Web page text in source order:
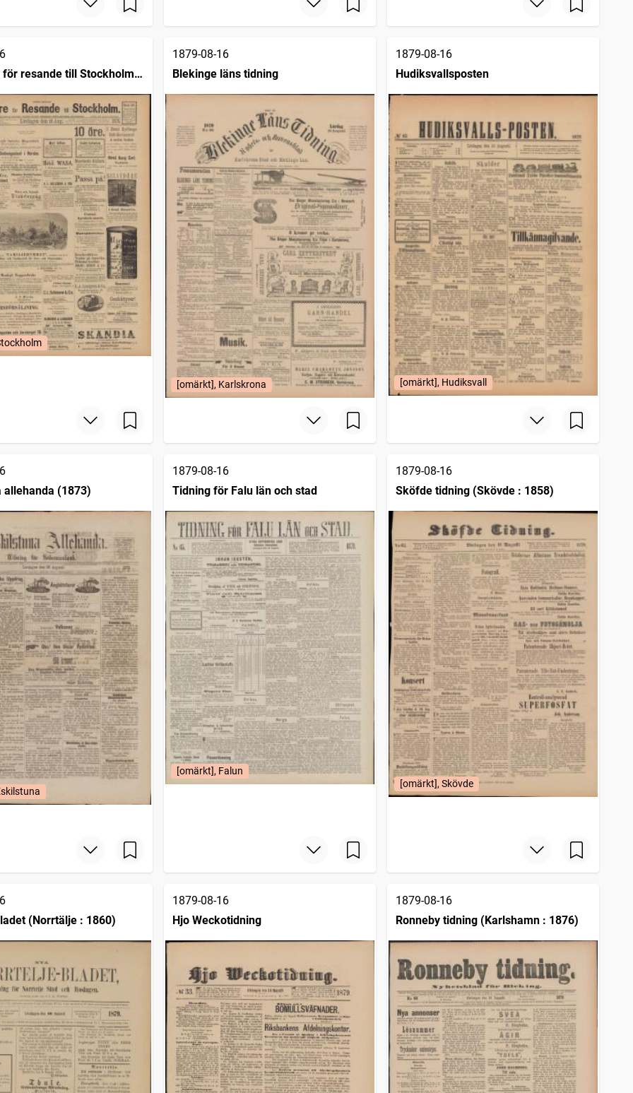
för resande till Stockholm
1879-08-16
Blekinge läns tidning
[omärkt], Karlskrona
1879-08-16
Hudiksvallsposten
[omärkt], Hudiksvall
allehanda (1873)
1879-08-16
Tidning för Falu län och stad
[omärkt], Falun
1879-08-16
Sköfde tidning (Skövde : 1858)
[omärkt], Skövde
(Norrtälje : 1860)
1879-08-16
Hjo Weckotidning
1879-08-16
Ronneby tidning (Karlshamn : 1876)